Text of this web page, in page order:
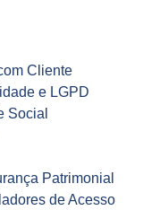
Cliente
e LGPD
Social
Patrimonial
de Acesso